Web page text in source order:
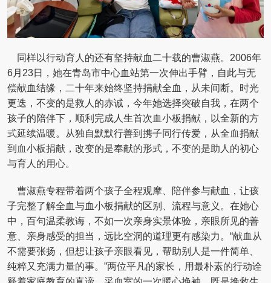
同样以行动育人的还有坚持献血二十载的曹淑燕。2006年
6月23日，她在青岛市中心血站第一次伸出手臂，自此与无
偿献血结缘，二十年来始终坚持捐献全血，从未间断。时光
更迭，不变的是救人的赤诚，今年她选择突破自我，在两个
孩子的陪伴下，顺利完成人生首次血小板捐献，以全新的方
式延续温暖。从独自默默行善到携子同行传爱，从全血捐献
到血小板捐献，改变的是奉献的形式，不变的是助人的初心
与育人的用心。
曹淑燕专程带着两个孩子全程观摩、陪伴参与献血，让孩
子完整了解全血与血小板捐献的区别、流程与意义。在她心
中，百句温柔教诲，不如一次亲身实景体验，亲眼所见的善
意、亲身感受的担当，远比空洞的道理更有感染力。“献血从
不需要张扬，但想让孩子亲眼看见，帮助别人是一件简单、
纯粹又充满力量的事。”两位平凡的家长，用最朴素的行动诠